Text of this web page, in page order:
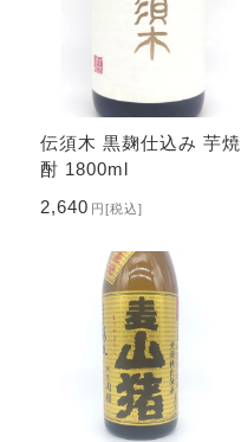
伝須木 黒麹仕込み 芋焼
酎 1800ml
2,640 円[税込]